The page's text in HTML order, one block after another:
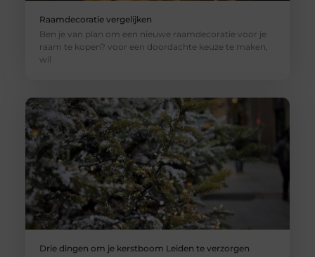
Raamdecoratie vergelijken
Ben je van plan om een ​​nieuwe raamdecoratie voor je
raam te kopen? voor een doordachte ​​keuze te maken,
wil
Drie dingen om je kerstboom Leiden te verzorgen